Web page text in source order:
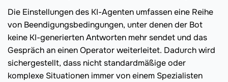
Die Einstellungen des KI-Agenten umfassen eine Reihe
von Beendigungsbedingungen, unter denen der Bot
keine KI-generierten Antworten mehr sendet und das
Gespräch an einen Operator weiterleitet. Dadurch wird
sichergestellt, dass nicht standardmäßige oder
komplexe Situationen immer von einem Spezialisten